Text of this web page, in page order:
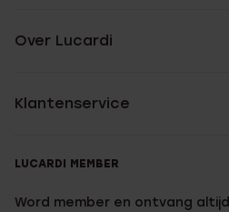
Over Lucardi
Klantenservice
LUCARDI MEMBER
Word member en ontvang